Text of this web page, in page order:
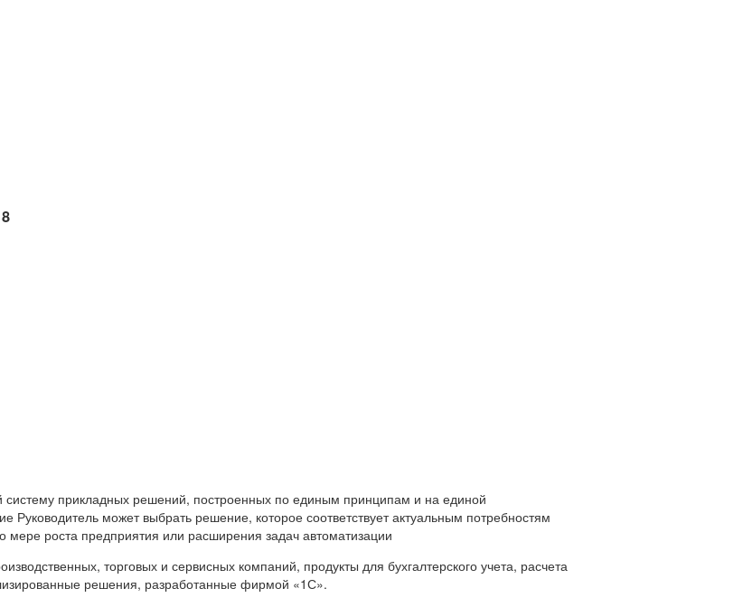
прикладных решений, построенных по единым принципам и на единой
Руководитель может выбрать решение, которое соответствует актуальным потребностям
мере роста предприятия или расширения задач автоматизации
торговых и сервисных компаний, продукты для бухгалтерского учета, расчета
решения, разработанные фирмой «1С».